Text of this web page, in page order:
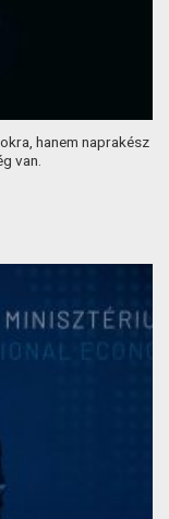
hanem naprakész
van.